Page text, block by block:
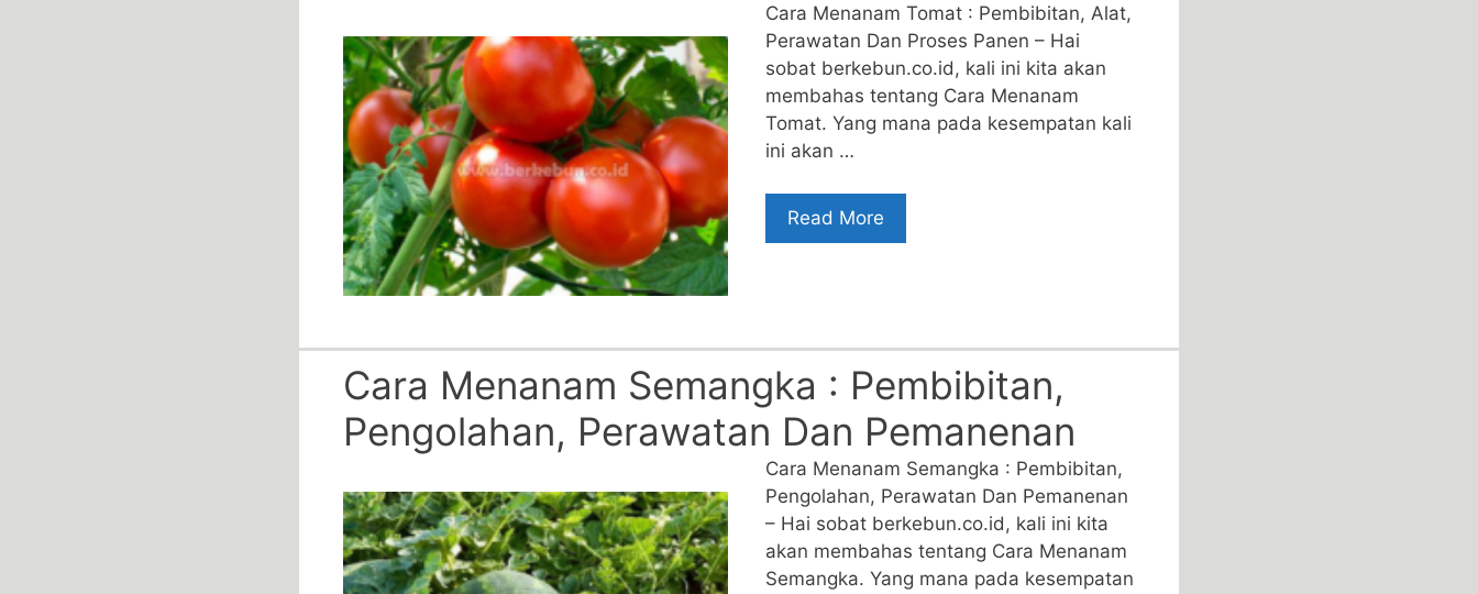
Cara Menanam Tomat : Pembibitan, Alat,
Perawatan Dan Proses Panen – Hai
sobat berkebun.co.id, kali ini kita akan
membahas tentang Cara Menanam
Tomat. Yang mana pada kesempatan kali
ini akan …
Read More
Cara Menanam Semangka : Pembibitan,
Pengolahan, Perawatan Dan Pemanenan
Cara Menanam Semangka : Pembibitan,
Pengolahan, Perawatan Dan Pemanenan
– Hai sobat berkebun.co.id, kali ini kita
akan membahas tentang Cara Menanam
Semangka. Yang mana pada kesempatan